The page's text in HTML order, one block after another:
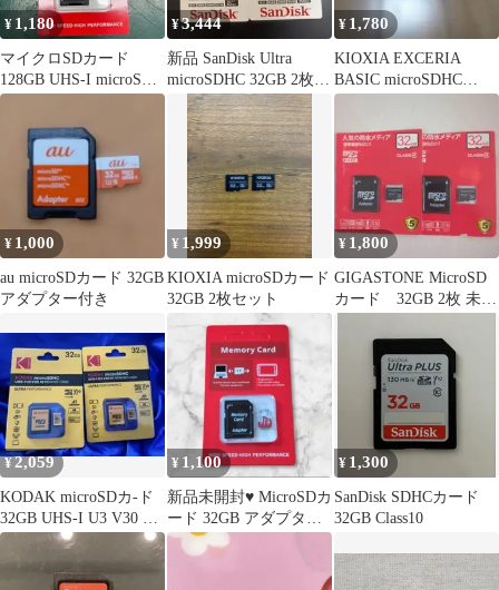
¥ 1,180
マイクロSDカード
128GB UHS-I microSD
アダプター付
¥3,444
新品 SanDisk Ultra
microSDHC 32GB 2枚セ
ット
¥ 1,780
KIOXIA EXCERIA
BASIC microSDHC
32GB
¥ 1,000
au microSDカード 32GB
アダプター付き
¥ 1,999
KIOXIA microSDカード
32GB 2枚セット
¥ 1,800
GIGASTONE MicroSD
カード 32GB 2枚 未使
¥2,059
KODAK microSDカ-ド
32GB UHS-I U3 V30 A1
x2枚
¥ 1,100
新品未開封♥ MicroSDカ
ード 32GB アダプター
付メモリカード
¥ 1,300
SanDisk SDHCカード
32GB Class10